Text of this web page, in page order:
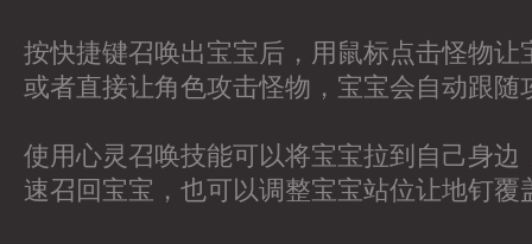
按快捷键召唤出宝宝后，用鼠标点击怪物让
或者直接让角色攻击怪物，宝宝会自动跟随
使用心灵召唤技能可以将宝宝拉到自己身边
速召回宝宝，也可以调整宝宝站位让地钉覆